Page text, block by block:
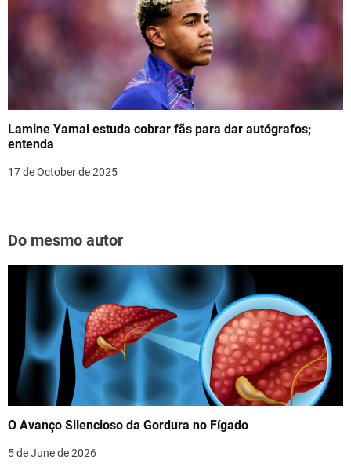
Lamine Yamal estuda cobrar fãs para dar autógrafos;
entenda
17 de October de 2025
Do mesmo autor
O Avanço Silencioso da Gordura no Fígado
5 de June de 2026